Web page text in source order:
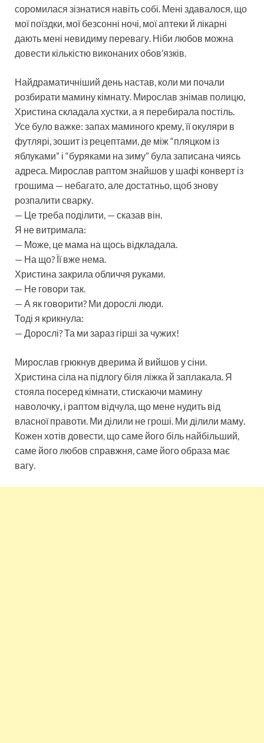
соромилася зізнатися навіть собі. Мені здавалося, що
мої поїздки, мої безсонні ночі, мої аптеки й лікарні
дають мені невидиму перевагу. Ніби любов можна
довести кількістю виконаних обов’язків.
Найдраматичніший день настав, коли ми почали
розбирати мамину кімнату. Мирослав знімав полицю,
Христина складала хустки, а я перебирала постіль.
Усе було важке: запах маминого крему, її окуляри в
футлярі, зошит із рецептами, де між “пляцком із
яблуками” і “буряками на зиму” була записана чиясь
адреса. Мирослав раптом знайшов у шафі конверт із
грошима — небагато, але достатньо, щоб знову
розпалити сварку.
— Це треба поділити, — сказав він.
Я не витримала:
— Може, це мама на щось відкладала.
— На що? Її вже нема.
Христина закрила обличчя руками.
— Не говори так.
— А як говорити? Ми дорослі люди.
Тоді я крикнула:
— Дорослі? Та ми зараз гірші за чужих!
Мирослав грюкнув дверима й вийшов у сіни.
Христина сіла на підлогу біля ліжка й заплакала. Я
стояла посеред кімнати, стискаючи мамину
наволочку, і раптом відчула, що мене нудить від
власної правоти. Ми ділили не гроші. Ми ділили маму.
Кожен хотів довести, що саме його біль найбільший,
саме його любов справжня, саме його образа має
вагу.